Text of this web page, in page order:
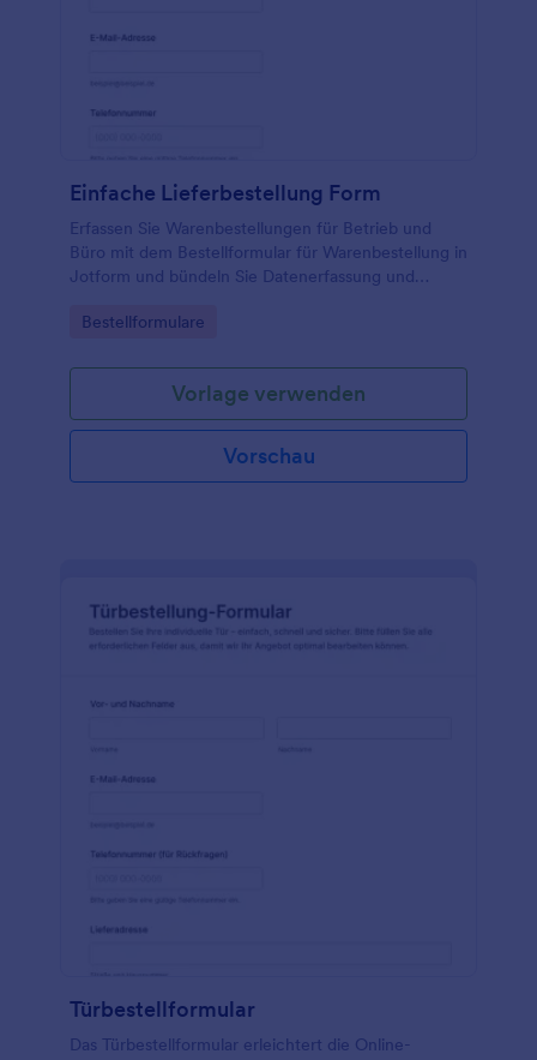
Einfache Lieferbestellung Form
Erfassen Sie Warenbestellungen für Betrieb und
Büro mit dem Bestellformular für Warenbestellung in
Jotform und bündeln Sie Datenerfassung und
an einem Ort.
Go to Category:
Bestellformulare
Vorlage verwenden
Vorschau
Türbestellformular
Das Türbestellformular erleichtert die Online-